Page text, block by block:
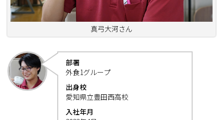
真弓大河さん
部署
外食1グループ
出身校
愛知県立豊田西高校
入社年月